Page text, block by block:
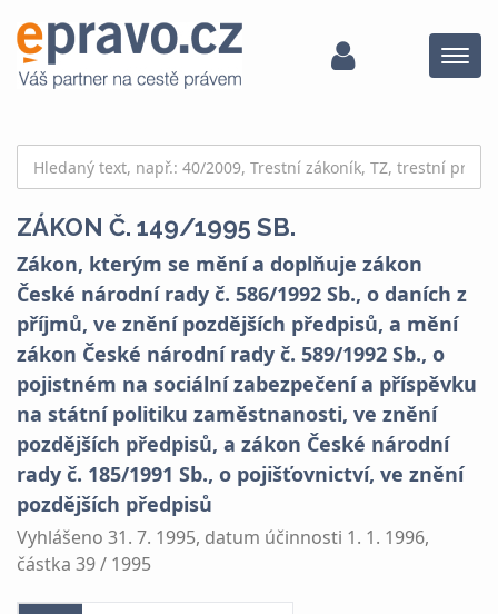
Menu
ZÁKON Č. 149/1995 SB.
Zákon, kterým se mění a doplňuje zákon
České národní rady č. 586/1992 Sb., o daních z
příjmů, ve znění pozdějších předpisů, a mění
zákon České národní rady č. 589/1992 Sb., o
pojistném na sociální zabezpečení a příspěvku
na státní politiku zaměstnanosti, ve znění
pozdějších předpisů, a zákon České národní
rady č. 185/1991 Sb., o pojišťovnictví, ve znění
pozdějších předpisů
Vyhlášeno 31. 7. 1995, datum účinnosti 1. 1. 1996,
částka 39 / 1995